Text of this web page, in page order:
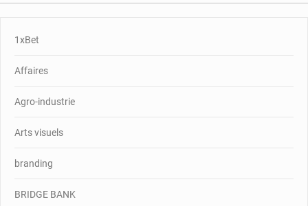
1xBet
Affaires
Agro-industrie
Arts visuels
branding
BRIDGE BANK